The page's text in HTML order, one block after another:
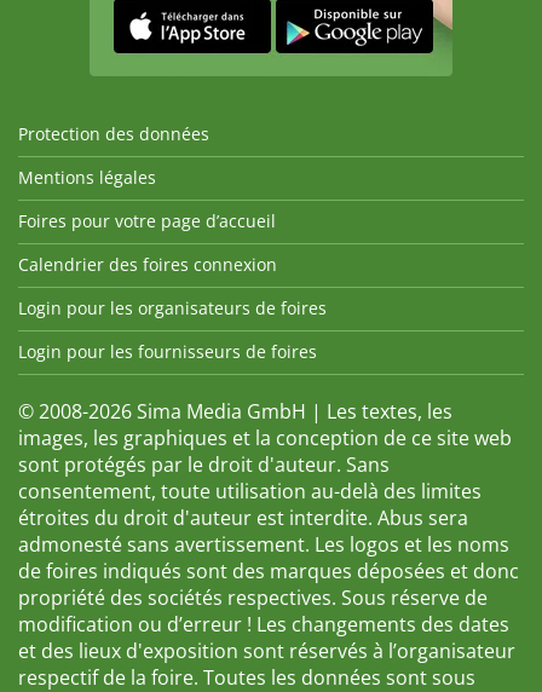
Protection des données
Mentions légales
Foires pour votre page d’accueil
Calendrier des foires connexion
Login pour les organisateurs de foires
Login pour les fournisseurs de foires
© 2008-2026 Sima Media GmbH | Les textes, les
images, les graphiques et la conception de ce site web
sont protégés par le droit d'auteur. Sans
consentement, toute utilisation au-delà des limites
étroites du droit d'auteur est interdite. Abus sera
admonesté sans avertissement. Les logos et les noms
de foires indiqués sont des marques déposées et donc
propriété des sociétés respectives. Sous réserve de
modification ou d’erreur ! Les changements des dates
et des lieux d'exposition sont réservés à l’organisateur
respectif de la foire. Toutes les données sont sous